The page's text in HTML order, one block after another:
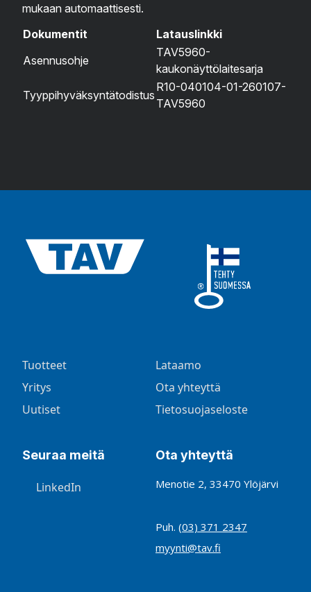
mukaan automaattisesti.
Dokumentit
Latauslinkki
Asennusohje
TAV5960-
kaukonäyttölaitesarja
Tyyppihyväksyntätodistus
R10-040104-01-260107-
TAV5960
Tuotteet
Yritys
Uutiset
Lataamo
Ota yhteyttä
Tietosuojaseloste
Seuraa meitä
LinkedIn
Ota yhteyttä
Menotie 2, 33470 Ylöjärvi
Puh. (03) 371 2347
myynti@tav.fi